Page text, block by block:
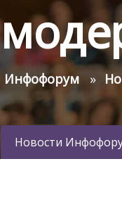
Инфофорум
Новости